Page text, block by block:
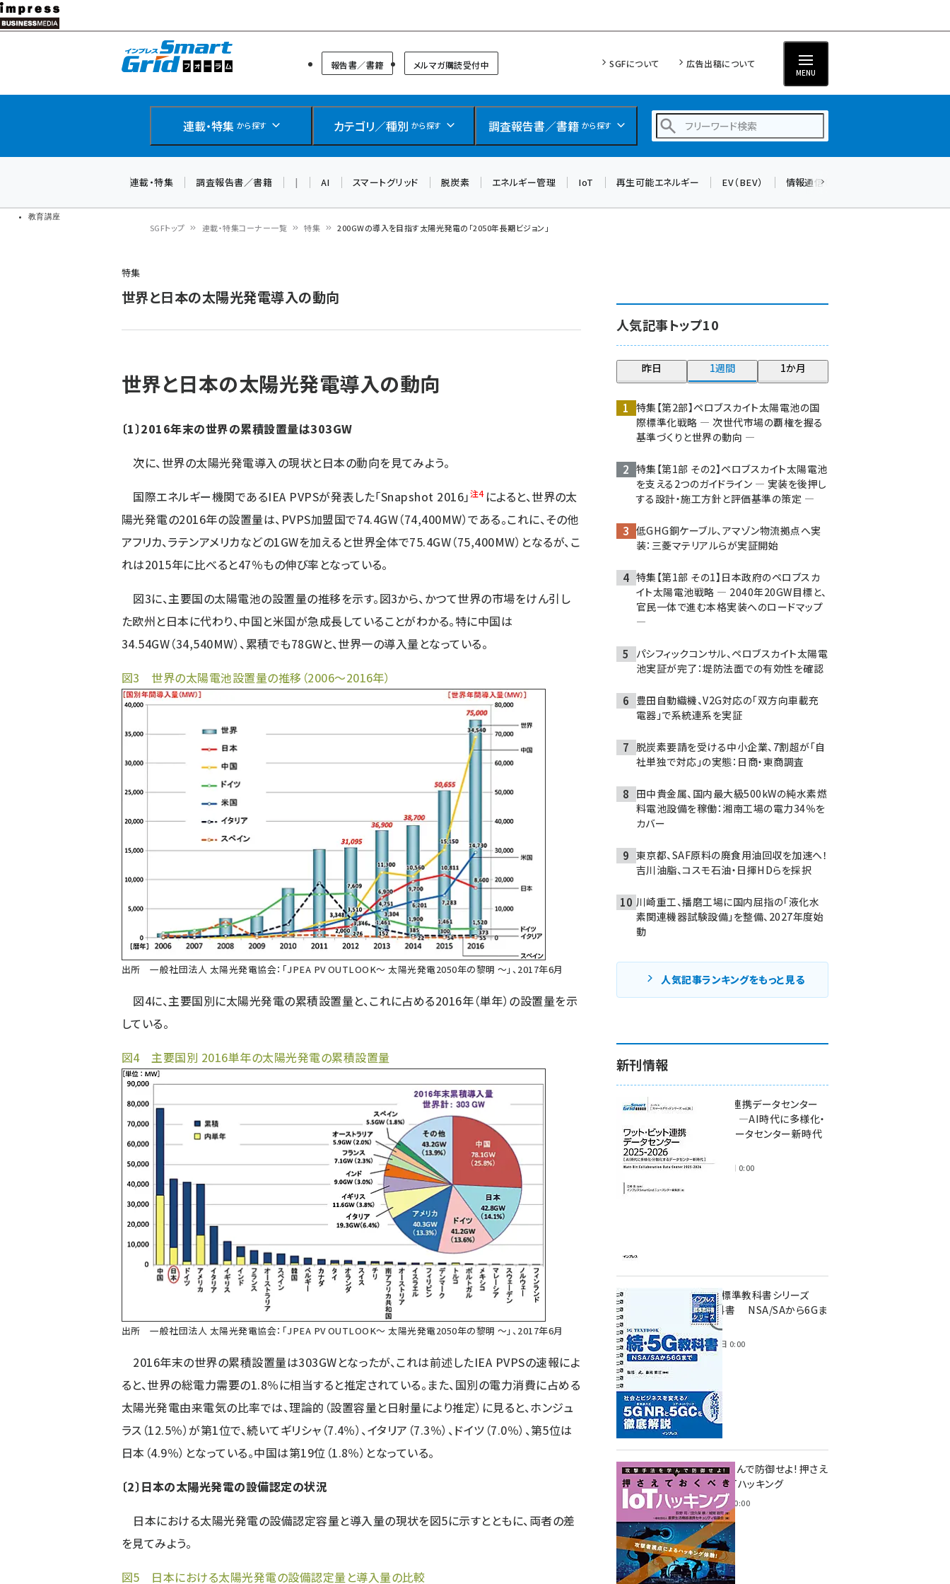
メ
イ
教育講座
スマートグリッドフォーラム
報告書／書籍 メルマガ購読受付中 SGFについて 広告出稿について
MENU
連載・特集 から探す カテゴリ／種別 から探す 調査報告書／書籍 から探す
ngn (294)
大串 (234)
aitras (200)
タンデム (161)
連載・特集 調査報告書／書籍 | AI スマートグリッド 脱炭素 エネルギー管理 IoT 再生可能エネルギー EV（BEV） 情報通信（ICT）
ン
く
ず
SGFトップ 連載・特集コーナー一覧 特集 200GWの導入を目指す太陽光発電の「2050年長期ビジョン」
特集
世界と日本の太陽光発電導入の動向
世界と日本の太陽光発電導入の動向
〔1〕2016年末の世界の累積設置量は303GW
次に、世界の太陽光発電導入の現状と日本の動向を見てみよう。
国際エネルギー機関であるIEA PVPSが発表した「Snapshot 2016」注4 によると、世界の太
陽光発電の2016年の設置量は、PVPS加盟国で74.4GW（74,400MW）である。これに、その他
アフリカ、ラテンアメリカなどの1GWを加えると世界全体で75.4GW（75,400MW）となるが、こ
れは2015年に比べると47％もの伸び率となっている。
図3に、主要国の太陽電池の設置量の推移を示す。図3から、かつて世界の市場をけん引し
た欧州と日本に代わり、中国と米国が急成長していることがわかる。特に中国は
34.54GW（34,540MW）、累積でも78GWと、世界一の導入量となっている。
図3 世界の太陽電池設置量の推移（2006〜2016年）
出所 一般社団法人 太陽光発電協会： 「JPEA PV OUTLOOK〜 太陽光発電2050年の黎明 〜」、2017年6月
図4に、主要国別に太陽光発電の累積設置量と、これに占める2016年（単年）の設置量を示
している。
図4 主要国別 2016単年の太陽光発電の累積設置量
出所 一般社団法人 太陽光発電協会： 「JPEA PV OUTLOOK〜 太陽光発電2050年の黎明 〜」、2017年6月
2016年末の世界の累積設置量は303GWとなったが、これは前述したIEA PVPSの速報によ
ると、世界の総電力需要の1.8％に相当すると推定されている。また、国別の電力消費に占める
太陽光発電由来電気の比率では、理論的（設置容量と日射量により推定）に見ると、ホンジュ
ラス（12.5％）が第1位で、続いてギリシャ（7.4％）、イタリア（7.3％）、ドイツ（7.0％）、第5位は
日本（4.9％）となっている。中国は第19位（1.8％）となっている。
〔2〕日本の太陽光発電の設備認定の状況
日本における太陽光発電の設備認定容量と導入量の現状を図5に示すとともに、両者の差
を見てみよう。
図5 日本における太陽光発電の設備認定量と導入量の比較
人気記事トップ10
昨日 1週間 1か月
特集【第2部】ペロブスカイト太陽電池の国
際標準化戦略 ― 次世代市場の覇権を握る
基準づくりと世界の動向 ―
特集【第1部 その2】ペロブスカイト太陽電池
を支える2つのガイドライン ― 実装を後押し
する設計・施工方針と評価基準の策定 ―
低GHG銅ケーブル、アマゾン物流拠点へ実
装：三菱マテリアルらが実証開始
特集【第1部 その1】日本政府のペロブスカ
イト太陽電池戦略 ― 2040年20GW目標と、
官民一体で進む本格実装へのロードマップ
―
パシフィックコンサル、ペロブスカイト太陽電
池実証が完了：堤防法面での有効性を確認
豊田自動織機、V2G対応の「双方向車載充
電器」で系統連系を実証
脱炭素要請を受ける中小企業、7割超が「自
社単独で対応」の実態：日商・東商調査
田中貴金属、国内最大級500kWの純水素燃
料電池設備を稼働：湘南工場の電力34％を
カバー
東京都、SAF原料の廃食用油回収を加速へ！
吉川油脂、コスモ石油・日揮HDらを採択
川崎重工、播磨工場に国内屈指の「液化水
素関連機器試験設備」を整備、2027年度始
動
人気記事ランキングをもっと見る
新刊情報
ワット・ビット連携データセンター
2025-2026 ―AI時代に多様化・
分散化するデータセンター新時代
2025年11月28日 0:00
インプレス標準教科書シリーズ
続・5G教科書 NSA/SAから6Gま
2023年4月3日 0:00
攻撃手法を学んで防御せよ! 押さえ
ておくべきIoTハッキング
2022年6月14日 0:00